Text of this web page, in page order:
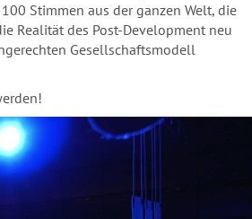
Stimmen aus der ganzen Welt, die
Realität des Post-Development neu
Gesellschaftsmodell